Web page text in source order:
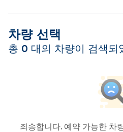
차량 선택
총 0 대의 차량이 검색되
죄송합니다. 예약 가능한 차